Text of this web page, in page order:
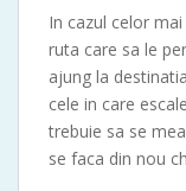
In cazul celor
ruta care sa le
ajung la
cele in care
trebuie sa se
se faca din nou